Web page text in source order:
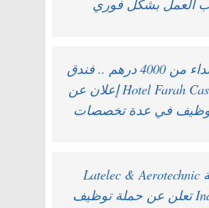
العمل بشكل فوري
براتب ابتداء من 4000 درهم .. فندق
Hotel Farah Casablanca إعلان عن
في عدة تخصصات
شركة Latelec & Aerotechnic
Industries تعلن عن حملة توظيف